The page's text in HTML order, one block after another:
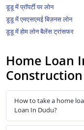
डूडू में प्रॉपर्टी पर लोन
डूडू में एमएसएमई बिज़नस लोन
डूडू में होम लोन बैलेंस ट्रांसफर
Home Loan
How to take a home
Loan In Dudu?